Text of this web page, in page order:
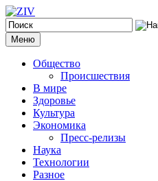
Меню
Общество
Происшествия
В мире
Здоровье
Культура
Экономика
Пресс-релизы
Наука
Технологии
Разное